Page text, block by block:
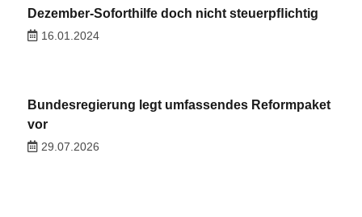
Dezember-Soforthilfe doch nicht steuerpﬂichtig
16.01.2024
Bundesregierung legt umfassendes Reformpaket
vor
29.07.2026